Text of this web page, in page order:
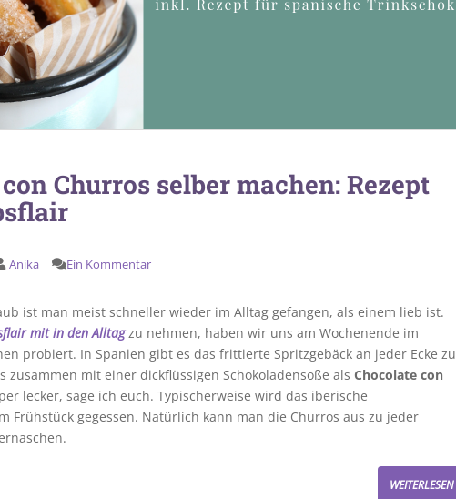
Churros selber machen: Rezept
Anika Ein Kommentar
ist man meist schneller wieder im Alltag gefangen, als einem lieb ist.
mit in den Alltagzu nehmen, haben wir uns am Wochenende im
probiert. In Spanien gibt es das frittierte Spritzgebäck an jeder Ecke zu
zusammen mit einer dickflüssigen Schokoladensoße als Chocolate con
lecker, sage ich euch. Typischerweise wird das iberische
Frühstück gegessen. Natürlich kann man die Churros aus zu jeder
WEITERLESEN